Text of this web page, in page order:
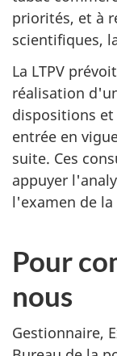
priorités, et à
scientifiques,
La LTPV
réalisation
dispositions
entrée en
suite. Ces
appuyer
l'examen de
Pour
nous
Gestionnaire,